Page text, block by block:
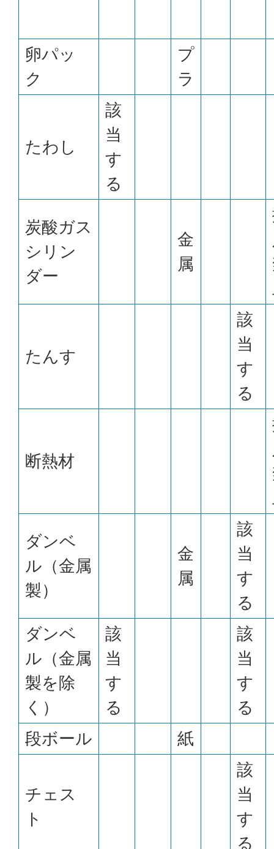
卵パッ
ク
プ
ラ
たわし
該
当
す
る
炭酸ガス
シリン
ダー
金
属
たんす
該
当
す
る
断熱材
ダンベ
ル（金属
製）
金
属
該
当
す
る
ダンベ
ル（金属
製を除
く）
該
当
す
る
該
当
す
る
段ボール
紙
チェス
ト
該
当
す
る